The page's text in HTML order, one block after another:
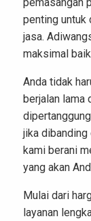
penting untuk
jasa.
maksimal
Anda tidak
berjalan lama
jika
kami berani
yang akan
Mulai dari
layanan